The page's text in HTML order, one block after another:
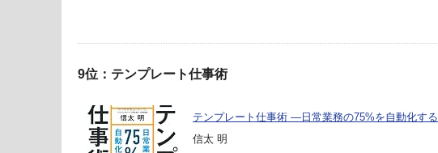
9位：テンプレート仕事術
テンプレート仕事術 ―日常業務の75%を自動化する
信太 明